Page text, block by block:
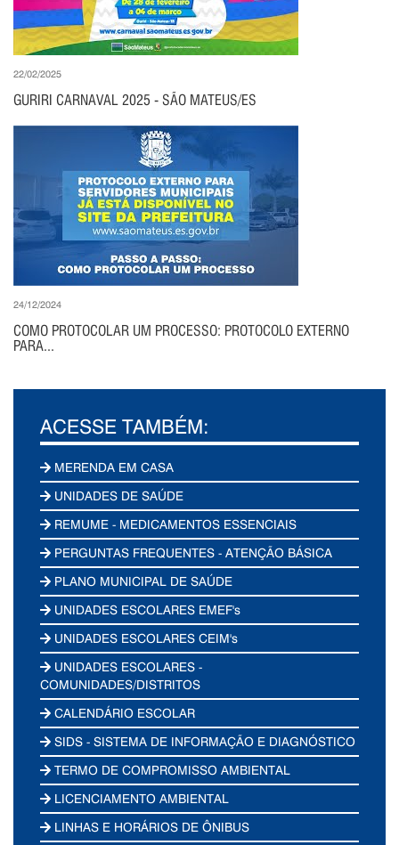
22/02/2025
GURIRI CARNAVAL 2025 - SÃO MATEUS/ES
24/12/2024
COMO PROTOCOLAR UM PROCESSO: PROTOCOLO EXTERNO
PARA...
ACESSE TAMBÉM:
MERENDA EM CASA
UNIDADES DE SAÚDE
REMUME - MEDICAMENTOS ESSENCIAIS
PERGUNTAS FREQUENTES - ATENÇÃO BÁSICA
PLANO MUNICIPAL DE SAÚDE
UNIDADES ESCOLARES EMEF's
UNIDADES ESCOLARES CEIM's
UNIDADES ESCOLARES -
COMUNIDADES/DISTRITOS
CALENDÁRIO ESCOLAR
SIDS - SISTEMA DE INFORMAÇÃO E DIAGNÓSTICO
TERMO DE COMPROMISSO AMBIENTAL
LICENCIAMENTO AMBIENTAL
LINHAS E HORÁRIOS DE ÔNIBUS